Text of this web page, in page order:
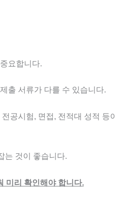
요합니다.
출 서류가 다를 수 있습니다.
공시험, 면접, 전적대 성적 등이
는 것이 좋습니다.
미리 확인해야 합니다.